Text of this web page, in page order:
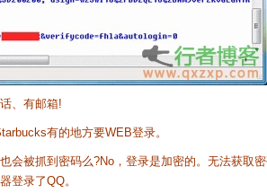
、有邮箱!
有的地方要WEB登录。
被抓到密码么?No，登录是加密的。无法获取
登录了QQ。